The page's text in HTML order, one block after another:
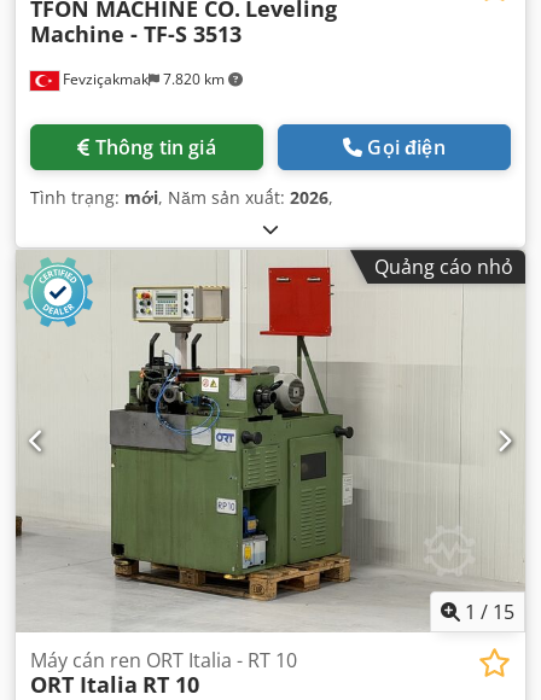
Fevziçakmak 7.820 km
TFON MACHINE CO. Leveling
Machine - TF-S 3513
Thông tin giá Gọi điện
Tình trạng: mới, Năm sản xuất: 2026,
Quảng cáo nhỏ
1 / 15
Máy cán ren ORT Italia - RT 10
ORT Italia RT 10